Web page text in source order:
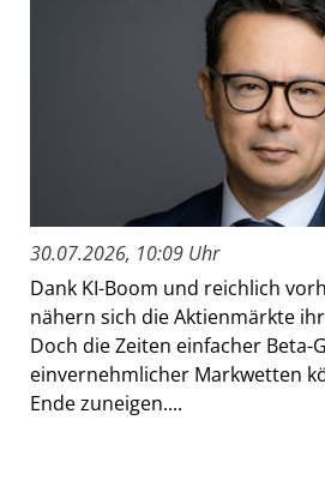
30.07.2026, 10:09 Uhr
Dank KI-Boom und reichlich
nähern sich die Aktienmärkte
Doch die Zeiten einfacher Beta-
einvernehmlicher Markwetten
Ende zuneigen....